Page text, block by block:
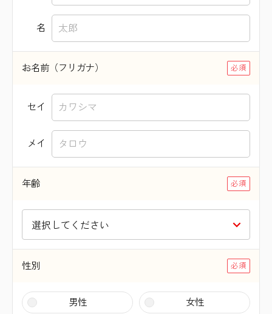
名
お名前（フリガナ）
セイ
メイ
年齢
性別
男性 女性